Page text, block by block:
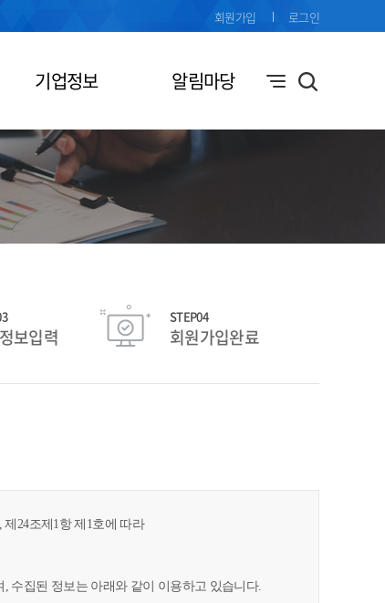
기업정보 알림마당
회원가입 로그인
보입력
STEP04
회원가입완료
24조제1항 제1호에 따라
수집된 정보는 아래와 같이 이용하고 있습니다.